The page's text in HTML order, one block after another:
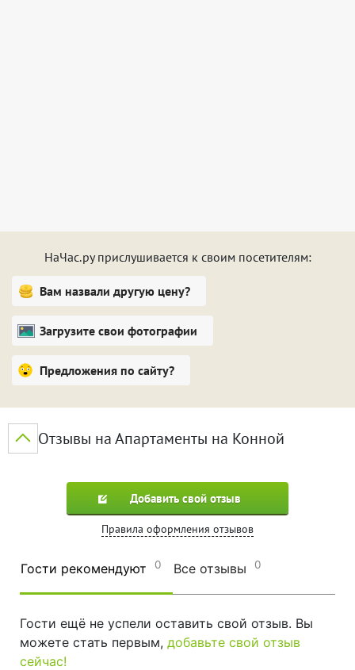
НаЧас.ру прислушивается к своим посетителям:
Вам назвали другую цену?
Загрузите свои фотографии
Предложения по сайту?
Отзывы на Апартаменты на Конной
Добавить свой отзыв
Правила оформления отзывов
Гости рекомендуют 0 Все отзывы 0
Гости ещё не успели оставить свой отзыв. Вы
можете стать первым, добавьте свой отзыв
сейчас!